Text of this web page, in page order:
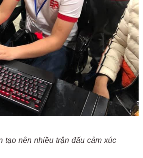
tạo nên nhiều trận đấu cảm xúc